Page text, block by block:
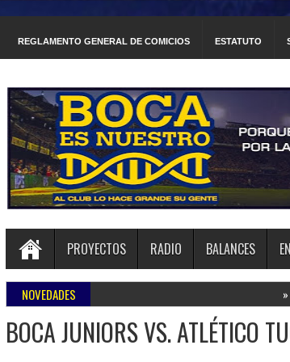
REGLAMENTO GENERAL DE COMICIOS ESTATUTO
PROYECTOS RADIO BALANCES
NOVEDADES Boca Juniors
BOCA JUNIORS VS. ATLÉTICO